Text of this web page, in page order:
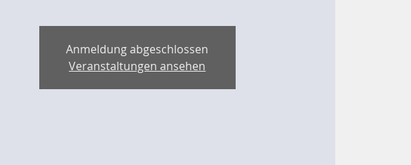
Anmeldung abgeschlossen
Veranstaltungen ansehen